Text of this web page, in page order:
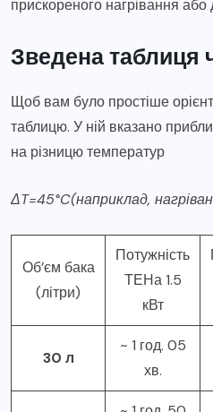
прискореного нагрівання
Зведена таблиця
Щоб вам було простіше
таблицю. У ній вказано
на різницю температур
ΔT=45°C(наприклад,
Об’єм бака
(літри)
Потужність
ТЕНа 1.5
кВт
30 л
~ 1 год. 05
хв.